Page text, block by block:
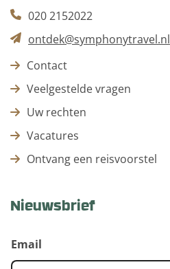
020 2152022
ontdek@symphonytravel.nl
Contact
Veelgestelde vragen
Uw rechten
Vacatures
Ontvang een reisvoorstel
Nieuwsbrief
Email